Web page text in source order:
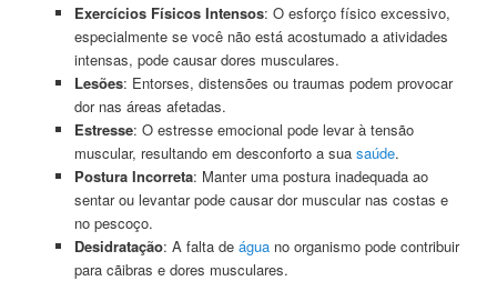
Exercícios Físicos Intensos: O esforço físico excessivo,
especialmente se você não está acostumado a atividades
intensas, pode causar dores musculares.
Lesões: Entorses, distensões ou traumas podem provocar
dor nas áreas afetadas.
Estresse: O estresse emocional pode levar à tensão
muscular, resultando em desconforto a sua saúde.
Postura Incorreta: Manter uma postura inadequada ao
sentar ou levantar pode causar dor muscular nas costas e
no pescoço.
Desidratação: A falta de águano organismo pode contribuir
para cãibras e dores musculares.